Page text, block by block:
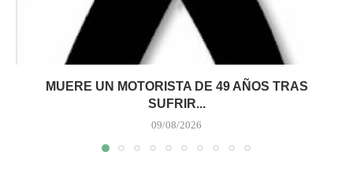
MUERE UN MOTORISTA DE 49 AÑOS TRAS
SUFRIR...
09/08/2026